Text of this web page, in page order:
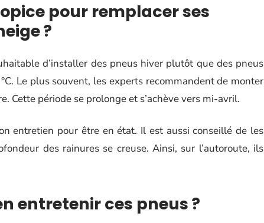
pour remplacer ses
?
d’installer des pneus hiver plutôt que des pneus
Le plus souvent, les experts recommandent de monter
Cette période se prolonge et s’achève vers mi-avril.
entretien pour être en état. Il est aussi conseillé de les
des rainures se creuse. Ainsi, sur l’autoroute, ils
entretenir ces pneus ?